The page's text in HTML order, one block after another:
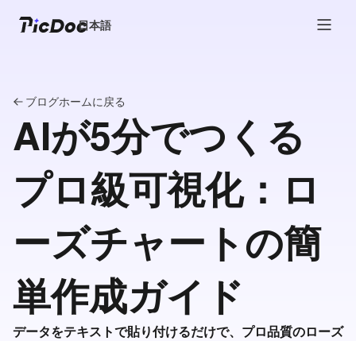
日本語
ブログホームに戻る
AIが5分でつくる
プロ級可視化：ロ
ーズチャートの簡
単作成ガイド
データをテキストで貼り付けるだけで、プロ品質のローズ